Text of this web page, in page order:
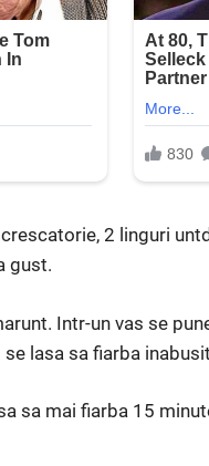
2 linguri
gust.
Intr-un vas se
lasa sa fiarba
sa mai fiarba 15